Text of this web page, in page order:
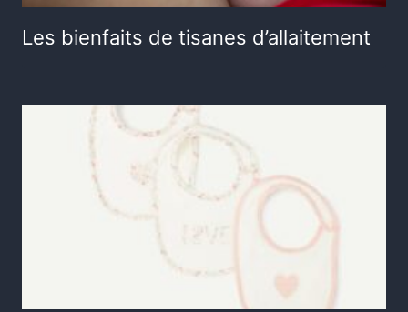
Les bienfaits de tisanes d’allaitement